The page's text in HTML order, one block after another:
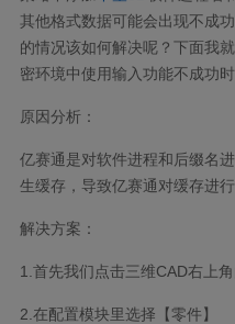
其他格式数据可能会出现不成
的情况该如何解决呢？下面我
密环境中使用输入功能不成功
原因分析：
亿赛通是对软件进程和后缀名
生缓存，导致亿赛通对缓存进
解决方案：
1.首先我们点击三维CAD右上
2.在配置模块里选择【零件】